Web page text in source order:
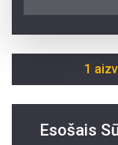
1
Esošais